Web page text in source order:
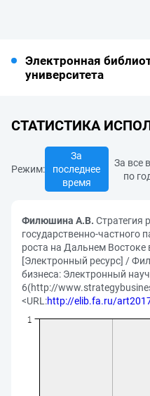
Электронная
университета
СТАТИСТИКА
Режим:
За
последнее
время
За все
по
Филюшина А.В. Стратегия
государственно-частного
роста на Дальнем Востоке
[Электронный ресурс] /
бизнеса: Электронный
6(http://
<URL:http://elib.fa.ru/